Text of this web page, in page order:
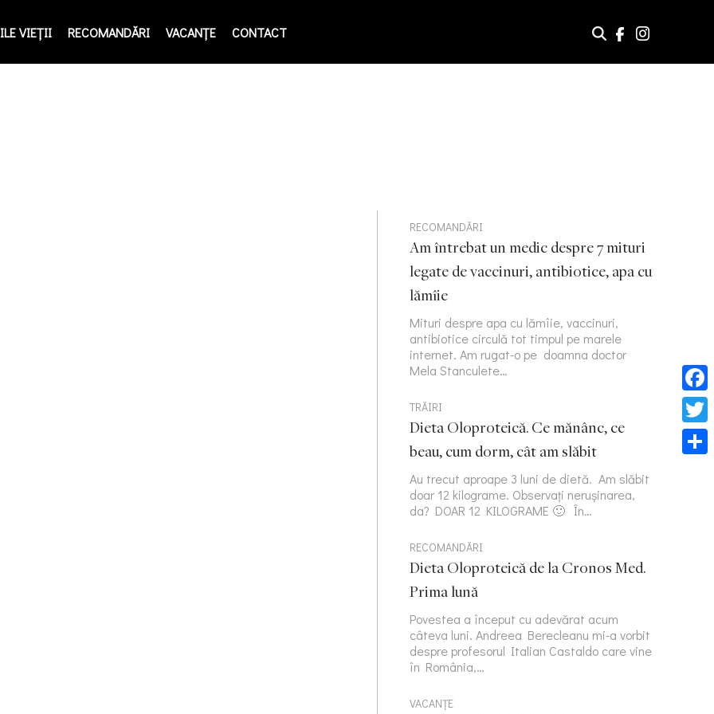
VIEŢII RECOMANDĂRI VACANȚE CONTACT
RECOMANDĂRI
Am întrebat un medic despre 7 mituri
legate de vaccinuri, antibiotice, apa cu
lămîie
Mituri despre apa cu lămîie, vaccinuri,
antibiotice circulă tot timpul pe marele
internet. Am rugat-o pe doamna doctor
Mela Stanculete…
TRĂIRI
Dieta Oloproteică. Ce mănânc, ce
beau, cum dorm, cât am slăbit
Au trecut aproape 3 luni de dietă. Am slăbit
doar 12 kilograme. Observați nerușinarea,
da? DOAR 12 KILOGRAME 🙂 În…
RECOMANDĂRI
Dieta Oloproteică de la Cronos Med.
Prima lună
Povestea a început cu adevărat acum
câteva luni. Andreea Berecleanu mi-a vorbit
despre profesorul Italian Castaldo care vine
în România,…
VACANȚE